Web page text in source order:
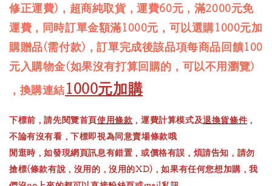
修正運費)，超商純取貨，運費60元，滿2000元免
運費，同時訂單金額滿1000元，可以選購1000元加
購贈品(需付款)，訂單完成後該品項每商品回饋100
元入購物金(如果沒有打算回購的，可以不用瀏覽)
，換購連結1000元加購
下標前，請先閱覽首頁使用條款 ，運費計算模式及退換貨條件 ，
不論有沒有看，下標即視為同意賣場條款哦
閒逛時，如發現網頁訊息有錯置，或價格有誤，煩請告知，請勿
搶標(條款有說，沒用的，沒用的XD)，如果有任何您想加購，我